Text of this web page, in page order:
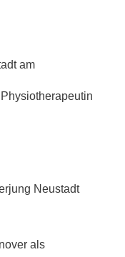
am
Neustadt
als